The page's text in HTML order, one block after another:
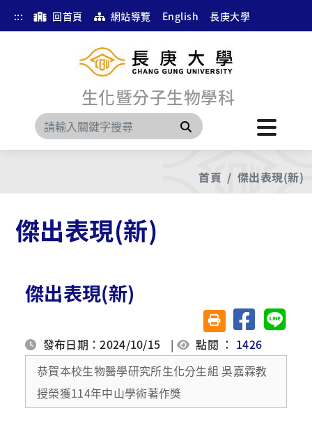
::: 回首頁 網站導覽 English 長庚大學
生化暨分子生物學科
搜尋
首頁 傑出表現(新)
傑出表現(新)
傑出表現(新)
友善列印(另開視窗)
分享至臉書分享
發布日期：2024/10/15 | 點閱 ： 1426
恭賀本校生物醫學研究所生化分生組 吳嘉霖教
授榮獲114年中山學術著作獎